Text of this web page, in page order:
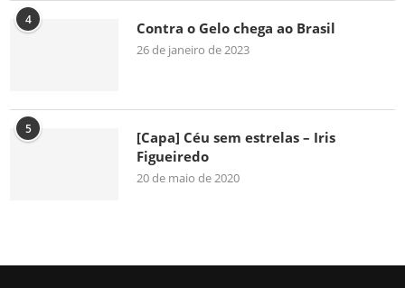
4 Contra o Gelo chega ao Brasil
26 de janeiro de 2023
5
[Capa] Céu sem estrelas – Iris
Figueiredo
20 de maio de 2020